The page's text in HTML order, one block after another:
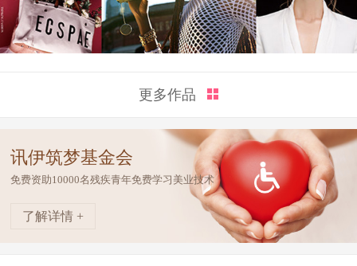
更多作品
讯伊筑梦基金会
免费资助10000名残疾青年免费学习美业技术
了解详情 +